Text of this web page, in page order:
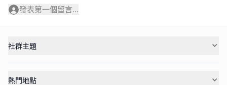
發表第一個留言...
社群主題
熱門地點